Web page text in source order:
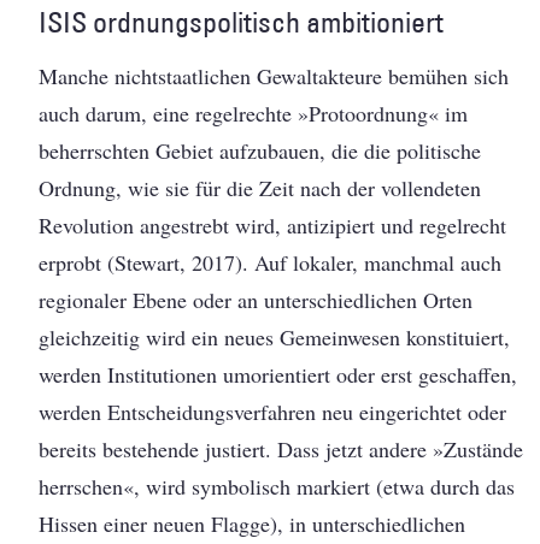
ISIS ordnungspolitisch ambitioniert
Manche nichtstaatlichen Gewaltakteure bemühen sich
auch darum, eine regelrechte »Protoordnung« im
beherrschten Gebiet aufzubauen, die die politische
Ordnung, wie sie für die Zeit nach der vollendeten
Revolution angestrebt wird, antizipiert und regelrecht
erprobt (Stewart, 2017). Auf lokaler, manchmal auch
regionaler Ebene oder an unterschiedlichen Orten
gleichzeitig wird ein neues Gemeinwesen konstituiert,
werden Institutionen umorientiert oder erst geschaffen,
werden Entscheidungsverfahren neu eingerichtet oder
bereits bestehende justiert. Dass jetzt andere »Zustände
herrschen«, wird symbolisch markiert (etwa durch das
Hissen einer neuen Flagge), in unterschiedlichen